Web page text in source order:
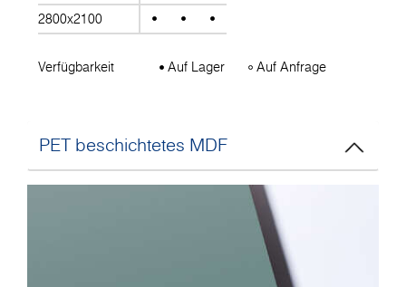
2800x2100
Verfügbarkeit Auf Lager Auf Anfrage
PET beschichtetes MDF